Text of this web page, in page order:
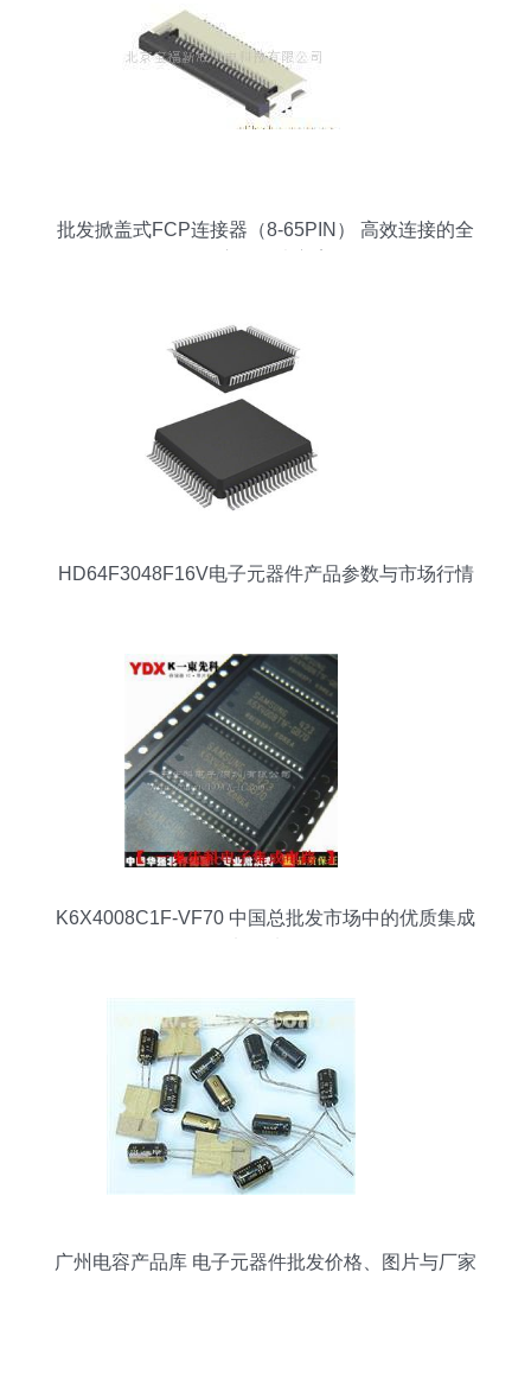
批发掀盖式FCP连接器（8-65PIN） 高效连接的全
HD64F3048F16V电子元器件产品参数与市场行情
K6X4008C1F-VF70 中国总批发市场中的优质集成
广州电容产品库 电子元器件批发价格、图片与厂家